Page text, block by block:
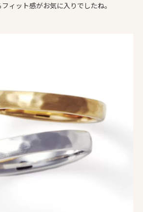
ィット感がお気に入りでしたね。